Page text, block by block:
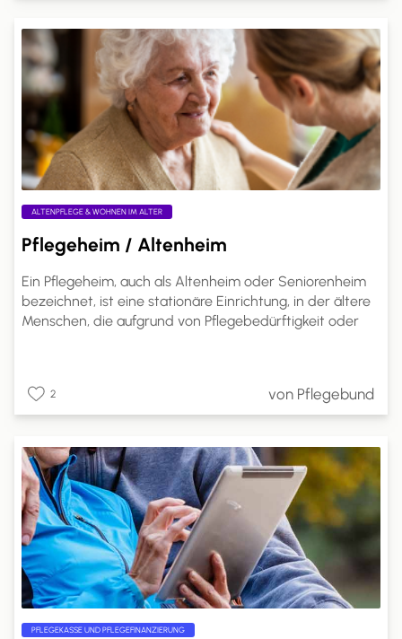
Bedürfnisse und Lebenssituationen.
ALTENPFLEGE & WOHNEN IM ALTER
Pflegeheim / Altenheim
Ein Pflegeheim, auch als Altenheim oder Seniorenheim
bezeichnet, ist eine stationäre Einrichtung, in der ältere
Menschen, die aufgrund von Pflegebedürftigkeit oder
Einrichtungen, die rund um die Uhr professionelle Pflege
und Unterstützung bieten.
2 von Pflegebund
PFLEGEKASSE UND PFLEGEFINANZIERUNG